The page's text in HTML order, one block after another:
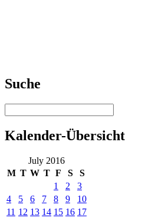
Suche
Kalender-Übersicht
July 2016
M T W T F S
S
1
2
3
4
5 6 7 8 9
10
11 12 13 14 15 16 17